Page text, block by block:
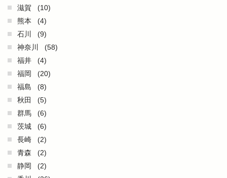
滋賀
(10)
熊本
(4)
石川
(9)
神奈川
(58)
福井
(4)
福岡
(20)
福島
(8)
秋田
(5)
群馬
(6)
茨城
(6)
長崎
(2)
青森
(2)
静岡
(2)